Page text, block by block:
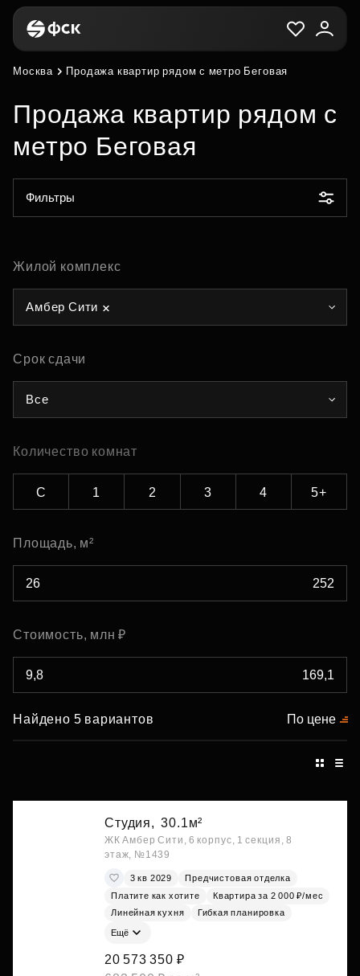
Москва Продажа квартир рядом с метро Беговая
Продажа квартир рядом с
метро Беговая
Фильтры
Жилой комплекс
Амбер Сити
Срок сдачи
Все
Количество комнат
С 1 2 3 4 5+
Площадь, м²
Стоимость, млн ₽
Найдено 5 вариантов По цене
Студия, 30.1м²
ЖК Амбер Сити, 6 корпус, 1 секция, 8
этаж, №1439
3 кв 2029
Предчистовая отделка
Платите как хотите
Квартира за 2 000 ₽/мес
Линейная кухня
Гибкая планировка
Ещё
20 573 350 ₽